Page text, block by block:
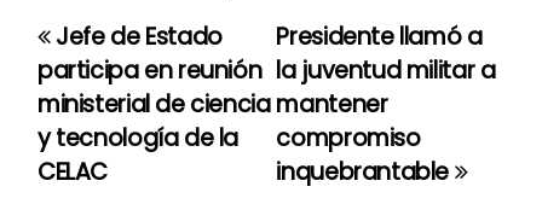
N
a
v
Presidente llamó a
la juventud militar a
mantener
compromiso
inquebrantable
Jefe de Estado
participa en reunión
ministerial de ciencia
y tecnología de la
CELAC